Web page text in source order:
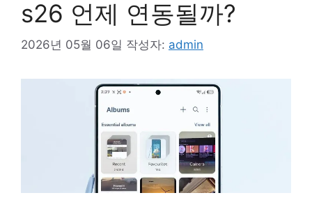
s26 언제 연동될까?
2026년 05월 06일 작성자: admin